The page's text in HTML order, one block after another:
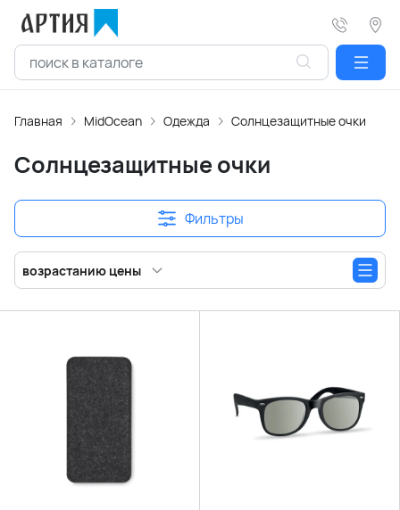
Главная MidOcean Одежда Солнцезащитные очки
Солнцезащитные очки
Фильтры
возрастанию цены